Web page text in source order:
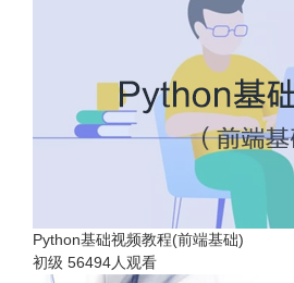
Python基础视频教程(前端基础)
初级 56494人观看